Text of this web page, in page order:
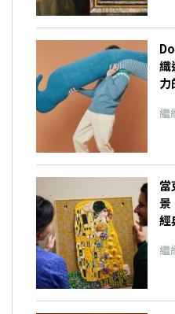
織
力
繼
當
景
經
繼